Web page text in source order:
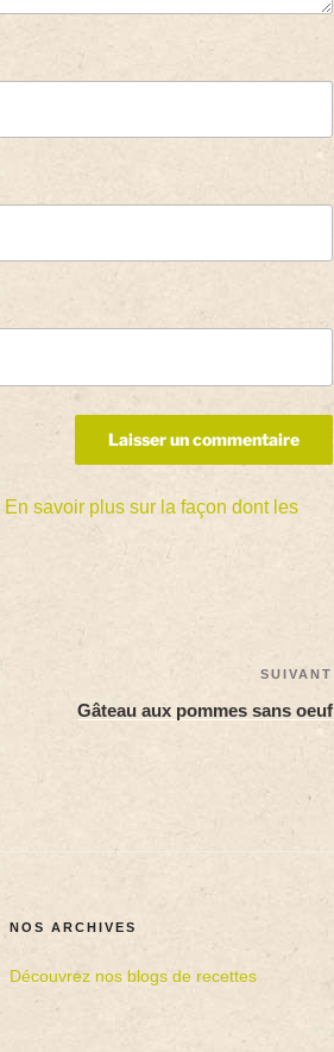
En savoir plus sur la façon dont les
SUIVANT
Gâteau aux pommes sans oeuf
NOS ARCHIVES
Découvrez nos blogs de recettes